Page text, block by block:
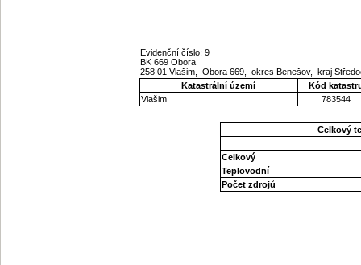
Evidenční číslo: 9
BK 669 Obora
258 01 Vlašim, Obora 669, okres Benešov, kraj
Katastrální území
Kód
Vlašim
783544
Celkový
Celkový
Teplovodní
Počet zdrojů